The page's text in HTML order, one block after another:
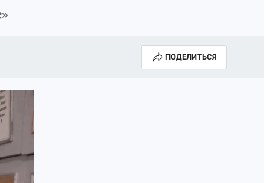
ПОДЕЛИТЬСЯ